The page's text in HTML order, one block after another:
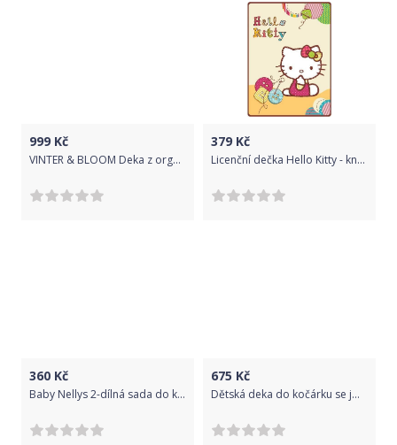
999 Kč
VINTER & BLOOM Deka z organické bavlny 100x80 cm Moment Organic Cloud Pink 2021
379 Kč
Licenční dečka Hello Kitty - knoflíky
360 Kč
Baby Nellys 2-dílná sada do kočárku s minky by Teddy - sv. zelená, sv. zelená
675 Kč
Dětská deka do kočárku se jménem Dětský svět Lamová kombinovaná ZOE